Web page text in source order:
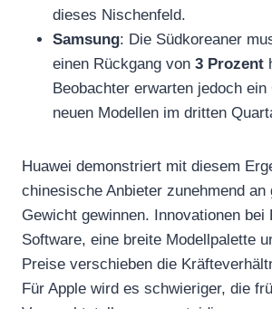
dieses Nischenfeld.
Samsung: Die Südkoreaner
einen Rückgang von 3 Prozent
Beobachter erwarten jedoch
neuen Modellen im dritten
Huawei demonstriert mit diesem
chinesische Anbieter zunehmend an
Gewicht gewinnen. Innovationen bei
Software, eine breite Modellpalette
Preise verschieben die
Für Apple wird es schwieriger, die